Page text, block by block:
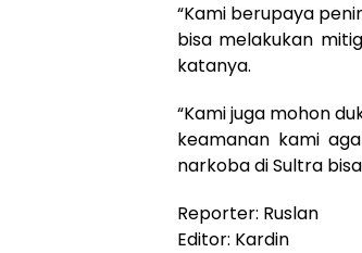
“Kami berupaya
bisa melakukan
katanya.
“Kami juga mohon
keamanan kami
narkoba di Sultra
Reporter: Ruslan
Editor: Kardin